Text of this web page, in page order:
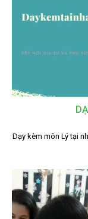
Dạy kèm môn Lý tại